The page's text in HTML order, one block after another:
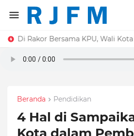
Beranda Pendidikan
4 Hal di